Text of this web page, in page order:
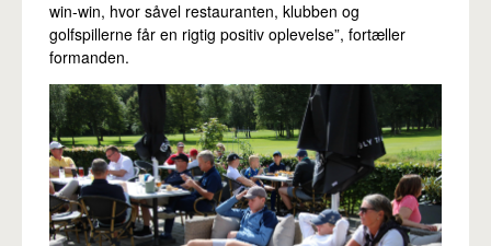
win-win, hvor såvel restauranten, klubben og
golfspillerne får en rigtig positiv oplevelse”, fortæller
formanden.